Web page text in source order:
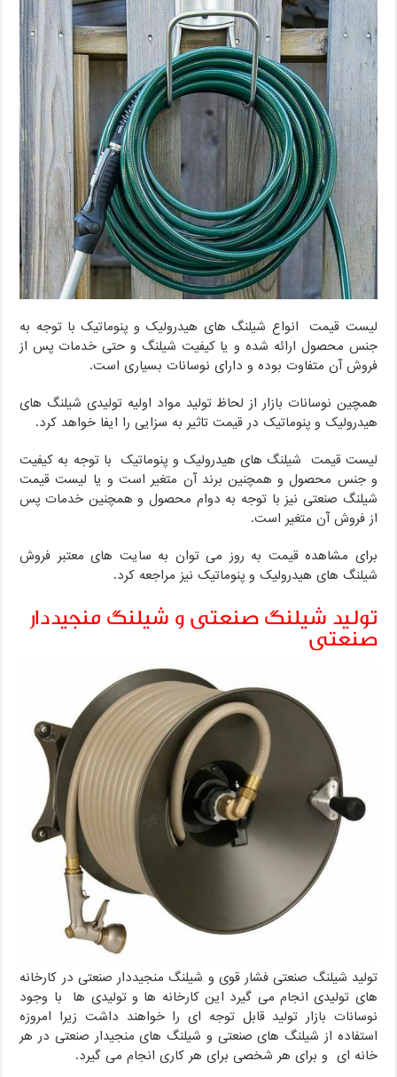
لیست قیمت انواع شیلنگ های هیدرولیک و پنوماتیک با توجه به
جنس محصول ارائه شده و یا کیفیت شیلنگ و حتی خدمات پس از
فروش آن متفاوت بوده و دارای نوسانات بسیاری است.
همچین نوسانات بازار از لحاظ تولید مواد اولیه تولیدی شیلنگ های
هیدرولیک و پنوماتیک در قیمت تاثیر به سزایی را ایفا خواهد کرد.
لیست قیمت شیلنگ های هیدرولیک و پنوماتیک با توجه به کیفیت
و جنس محصول و همچنین برند آن متغیر است و یا لیست قیمت
شیلنگ صنعتی نیز با توجه به دوام محصول و همچنین خدمات پس
از فروش آن متغیر است.
برای مشاهده قیمت به روز می توان به سایت های معتبر فروش
شیلنگ های هیدرولیک و پنوماتیک نیز مراجعه کرد.
تولید شیلنگ صنعتی و شیلنگ منجیددار
صنعتی
تولید شیلنگ صنعتی فشار قوی و شیلنگ منجیددار صنعتی در کارخانه
های تولیدی انجام می گیرد این کارخانه ها و تولیدی ها با وجود
نوسانات بازار تولید قابل توجه ای را خواهند داشت زیرا امروزه
استفاده از شیلنگ های صنعتی و شیلنگ های منجیدار صنعتی در هر
خانه ای و برای هر شخصی برای هر کاری انجام می گیرد.